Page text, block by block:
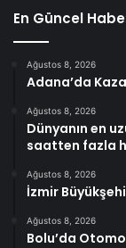
En Güncel
Ağustos 8, 2026
Adana’da
Ağustos 8, 2026
Dünyanın en
saatten fazla
Ağustos 8, 2026
İzmir
Ağustos 8, 2026
Bolu’da